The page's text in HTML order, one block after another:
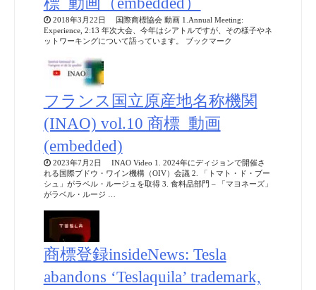
2018年3月22日 国際商標協会 動画 1.Annual Meeting:
Experience, 2:13 年次大会、今年はシアトルですが、その様子やネ
ットワーキングについて語っています。 ブックマーク
フランス国立原産地名称機関
(INAO) vol.10 商標_動画
(embedded)
2023年7月2日 INAO Video 1. 2024年にディジョンで開催さ
れる国際ブドウ・ワイン機構（OIV）会議 2. 「トマト・ド・ブー
シュ」がラベル・ルージュを取得 3. 食料品部門 – 「マヨネーズ」
がラベル・ルージ …
商標登録insideNews: Tesla
abandons ‘Teslaquila’ trademark,